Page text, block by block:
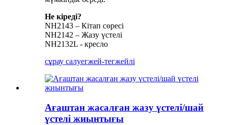
Не кіреді?
NH2143 – Кітап сөресі
NH2142 – Жазу үстелі
NH2132L - кресло
сұрау салуегжей-тегжейлі
Ағаштан жасалған жазу үстелі/шай
үстелі жиынтығы